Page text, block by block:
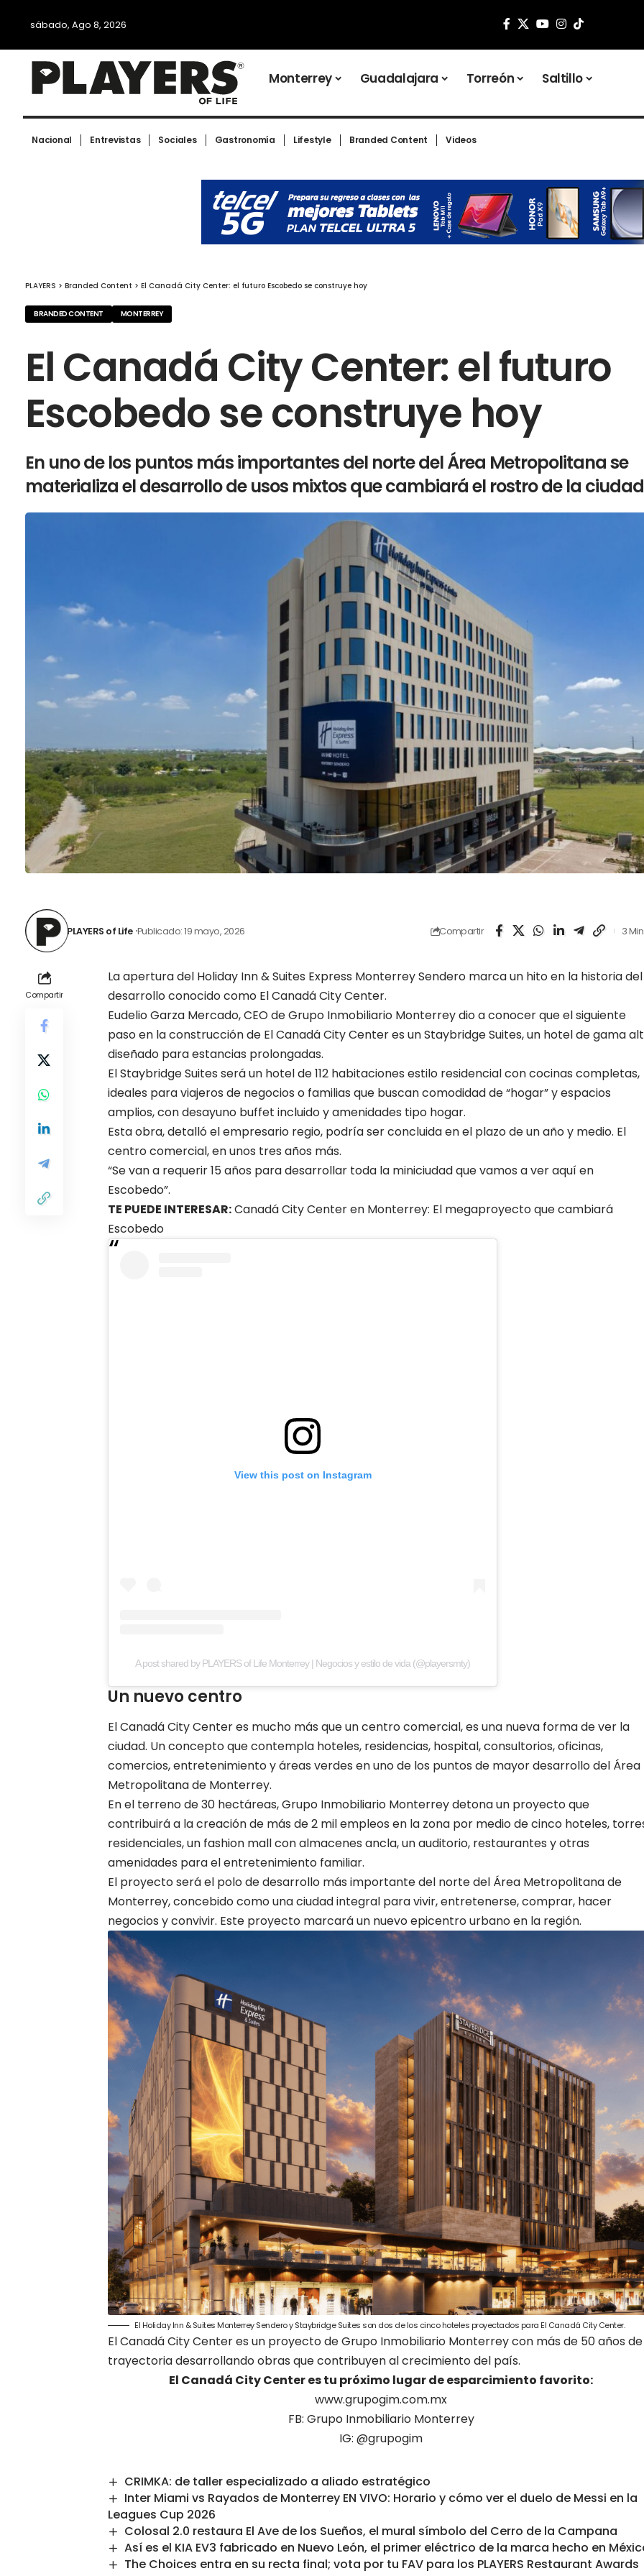
sábado, Ago 8, 2026
Monterrey Guadalajara Torreón Saltillo
Nacional Entrevistas Sociales Gastronomía Lifestyle Branded Content Videos
PLAYERS > Branded Content > El Canadá City Center: el futuro Escobedo se construye hoy
BRANDED CONTENT MONTERREY
El Canadá City Center: el futuro
Escobedo se construye hoy
En uno de los puntos más importantes del norte del Área Metropolitana se
materializa el desarrollo de usos mixtos que cambiará el rostro de la
PLAYERS of Life Publicado: 19 mayo, 2026 Compartir 3
Compartir
La apertura del Holiday Inn & Suites Express Monterrey Sendero marca un hito en la historia del
desarrollo conocido como El Canadá City Center.
Eudelio Garza Mercado, CEO deGrupo Inmobiliario Monterreydio a conocer que el siguiente
paso en la construcción de El Canadá City Center es un Staybridge Suites, un hotel de gama
diseñado para estancias prolongadas.
El Staybridge Suites será un hotel de 112 habitaciones estilo residencial con cocinas completas,
ideales para viajeros de negocios o familias que buscan comodidad de “hogar” y espacios
amplios, con desayuno buffet incluido y amenidades tipo hogar.
Esta obra, detalló el empresario regio, podría ser concluida en el plazo de un año y medio. El
centro comercial, en unos tres años más.
“Se van a requerir 15 años para desarrollar toda la miniciudad que vamos a ver aquí en
Escobedo”.
TE PUEDE INTERESAR:Canadá City Center en Monterrey: El megaproyecto que cambiará
Escobedo
View this post on Instagram
A post shared by PLAYERS of Life Monterrey | Negocios y estilo de vida (@playersmty)
Un nuevo centro
El Canadá City Centeres mucho más que un centro comercial, es una nueva forma de ver la
ciudad. Un concepto que contempla hoteles, residencias, hospital, consultorios, oficinas,
comercios, entretenimiento y áreas verdes en uno de los puntos de mayor desarrollo del Área
Metropolitana de Monterrey.
En el terreno de 30 hectáreas, Grupo Inmobiliario Monterrey detona un proyecto que
contribuirá a la creación de más de 2 mil empleos en la zona por medio de cinco hoteles,
residenciales, un fashion mall con almacenes ancla, un auditorio, restaurantes y otras
amenidades para el entretenimiento familiar.
El proyecto será el polo de desarrollo más importante del norte del Área Metropolitana de
Monterrey, concebido como una ciudad integral para vivir, entretenerse, comprar, hacer
negocios y convivir. Este proyecto marcará un nuevo epicentro urbano en la región.
El Holiday Inn & Suites Monterrey Sendero y Staybridge Suites son dos de los cinco hoteles proyectados para El Canadá City Center.
El Canadá City Center es un proyecto de Grupo Inmobiliario Monterrey con más de 50 años de
trayectoria desarrollando obras que contribuyen al crecimiento del país.
El Canadá City Center es tu próximo lugar de esparcimiento favorito:
www.grupogim.com.mx
FB: Grupo Inmobiliario Monterrey
IG: @grupogim
CRIMKA: de taller especializado a aliado estratégico
Inter Miami vs Rayados de Monterrey EN VIVO: Horario y cómo ver el duelo de Messi en la
Leagues Cup 2026
Colosal 2.0 restaura El Ave de los Sueños, el mural símbolo del Cerro de la Campana
Así es el KIA EV3 fabricado en Nuevo León, el primer eléctrico de la marca hecho en
The Choices entra en su recta final; vota por tu FAV para los PLAYERS Restaurant Awards